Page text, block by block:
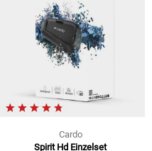
Cardo
Spirit Hd Einzelset